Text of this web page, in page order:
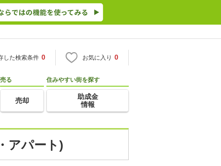
した検索条件 0 お気に入り 0
売る
売却
住みやすい街を探す
助成金
情報
アパート)